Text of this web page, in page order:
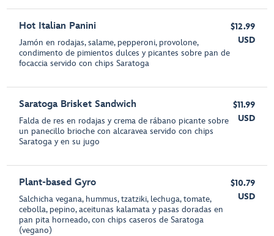
Hot Italian Panini
Jamón en rodajas, salame, pepperoni, provolone,
condimento de pimientos dulces y picantes sobre pan de
focaccia servido con chips Saratoga
$12.99
USD
Saratoga Brisket Sandwich
Falda de res en rodajas y crema de rábano picante sobre
un panecillo brioche con alcaravea servido con chips
Saratoga y en su jugo
$11.99
USD
Plant-based Gyro
Salchicha vegana, hummus, tzatziki, lechuga, tomate,
cebolla, pepino, aceitunas kalamata y pasas doradas en
pan pita horneado, con chips caseros de Saratoga
(vegano)
$10.79
USD